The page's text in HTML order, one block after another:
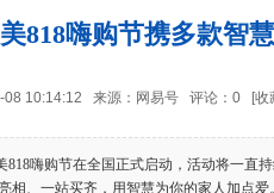
818嗨购节携多款智
08 10:14:12 来源：网易号 评论： 0 [收
嗨购节在全国正式启动，活动将一直持
亮相、一站买齐，用智慧为你的家人